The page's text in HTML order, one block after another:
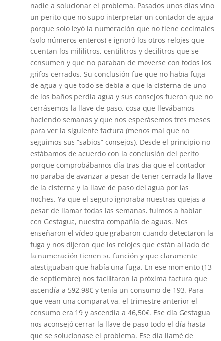
nadie a solucionar el problema. Pasados unos días vino
un perito que no supo interpretar un contador de agua
porque solo leyó la numeración que no tiene decimales
(solo números enteros) e ignoró los otros relojes que
cuentan los mililitros, centilitros y decilitros que se
consumen y que no paraban de moverse con todos los
grifos cerrados. Su conclusión fue que no había fuga
de agua y que todo se debía a que la cisterna de uno
de los baños perdía agua y sus consejos fueron que no
cerrásemos la llave de paso, cosa que llevábamos
haciendo semanas y que nos esperásemos tres meses
para ver la siguiente factura (menos mal que no
seguimos sus “sabios” consejos). Desde el principio no
estábamos de acuerdo con la conclusión del perito
porque comprobábamos día tras día que el contador
no paraba de avanzar a pesar de tener cerrada la llave
de la cisterna y la llave de paso del agua por las
noches. Ya que el seguro ignoraba nuestras quejas a
pesar de llamar todas las semanas, fuimos a hablar
con Gestagua, nuestra compañía de aguas. Nos
enseñaron el vídeo que grabaron cuando detectaron la
fuga y nos dijeron que los relojes que están al lado de
la numeración tienen su función y que claramente
atestiguaban que había una fuga. En ese momento (13
de septiembre) nos facilitaron la próxima factura que
ascendía a 592,98€ y tenía un consumo de 193. Para
que vean una comparativa, el trimestre anterior el
consumo era 19 y ascendía a 46,50€. Ese día Gestagua
nos aconsejó cerrar la llave de paso todo el día hasta
que se solucionase el problema. Ese día llamé de